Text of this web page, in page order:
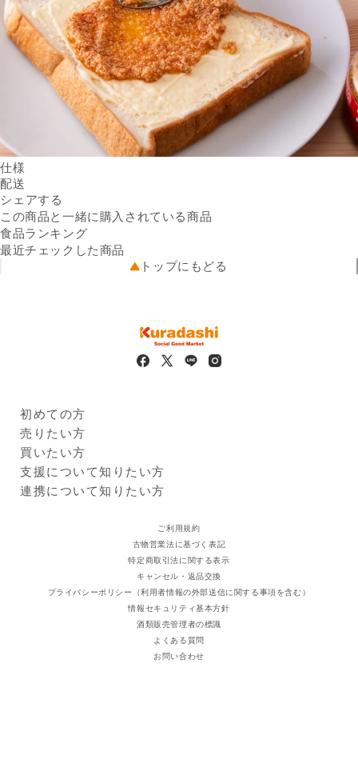
仕様
内容量
原材料名
卵、食塩、唐辛子、その
（ソルビット）、酸化防止剤
ネルギー：285kcal、たんぱ
く質：9.7g、脂質：25.8g、
炭水化物：3.6g、食塩相当
販売者の名称及び住所
クーポン情報
【注意事項】他のクーポンと
の併用はできません。クーポ
ンの配布は予告なく終了する
ことがあります。
賞味期限
出荷より300日程度
商品画像はイメージのため、実際の商品と異なる場合がござい
ます。特にご希望がございましたら、現在の商品を確認させて
いただきますのでご連絡くださいますようお願い申し上げま
配送
送料
可能性があります。
出荷元
配送業者
全国
シェアする
この商品と一緒に購入されている商品
食品ランキング
最近チェックした商品
トップにもどる
初めての方
Kuradashiとは
ご利用ガイド
売りたい方
クラダシに出品する
出品企業
買いたい方
商品一覧
ログイン・新規登録
支援について知りたい方
支援レポート
連携について知りたい方
ご利用規約
古物営業法に基づく表記
特定商取引法に関する表示
キャンセル・返品交換
プライバシーポリシー（利用者情報の外部送信に関する事項を含む）
情報セキュリティ基本方針
酒類販売管理者の標識
よくある質問
お問い合わせ